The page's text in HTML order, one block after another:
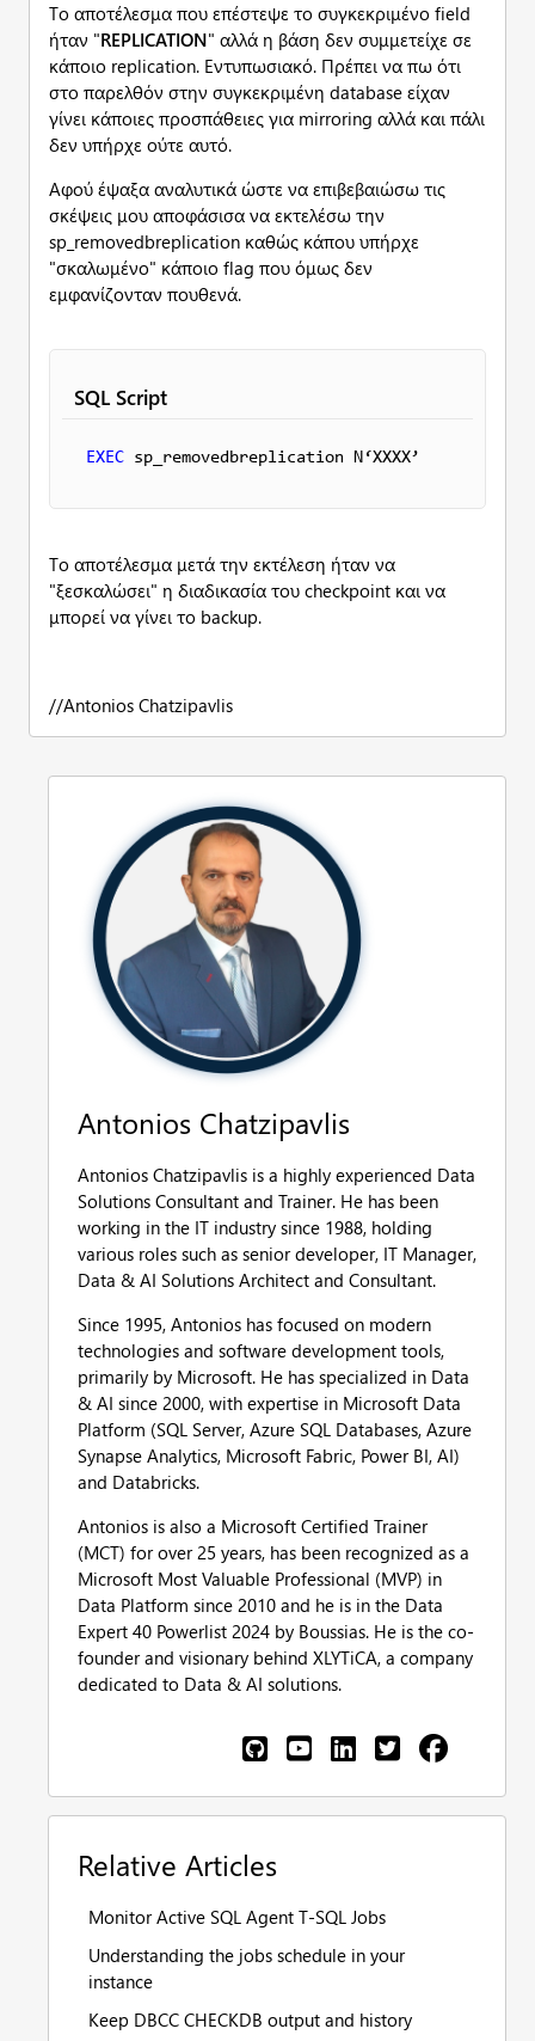
Το αποτέλεσμα που επέστεψε το συγκεκριμένο field
ήταν "REPLICATION" αλλά η βάση δεν συμμετείχε σε
κάποιο replication. Εντυπωσιακό. Πρέπει να πω ότι
στο παρελθόν στην συγκεκριμένη database είχαν
γίνει κάποιες προσπάθειες για mirroring αλλά και πάλι
δεν υπήρχε ούτε αυτό.
Αφού έψαξα αναλυτικά ώστε να επιβεβαιώσω τις
σκέψεις μου αποφάσισα να εκτελέσω την
sp_removedbreplication καθώς κάπου υπήρχε
"σκαλωμένο" κάποιο flag που όμως δεν
εμφανίζονταν πουθενά.
SQL Script
EXEC sp_removedbreplication N‘ΧΧΧΧ’
Το αποτέλεσμα μετά την εκτέλεση ήταν να
"ξεσκαλώσει" η διαδικασία του checkpoint και να
μπορεί να γίνει το backup.
//Antonios Chatzipavlis
Antonios Chatzipavlis
Antonios Chatzipavlis is a highly experienced Data
Solutions Consultant and Trainer. He has been
working in the IT industry since 1988, holding
various roles such as senior developer, IT Manager,
Data & AI Solutions Architect and Consultant.
Since 1995, Antonios has focused on modern
technologies and software development tools,
primarily by Microsoft. He has specialized in Data
& AI since 2000, with expertise in Microsoft Data
Platform (SQL Server, Azure SQL Databases, Azure
Synapse Analytics, Microsoft Fabric, Power BI, AI)
and Databricks.
Antonios is also a Microsoft Certified Trainer
(MCT) for over 25 years, has been recognized as a
Microsoft Most Valuable Professional (MVP) in
Data Platform since 2010 and he is in the Data
Expert 40 Powerlist 2024 by Boussias. He is the co-
founder and visionary behind XLYTiCA, a company
dedicated to Data & AI solutions.
Relative Articles
Monitor Active SQL Agent T-SQL Jobs
Understanding the jobs schedule in your
instance
Keep DBCC CHECKDB output and history